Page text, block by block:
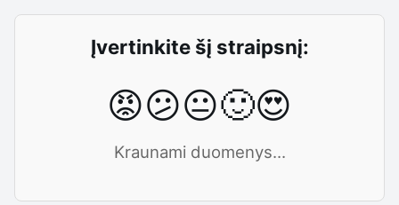
Įvertinkite šį straipsnį:
😡😕😐🙂😍
Kraunami duomenys...